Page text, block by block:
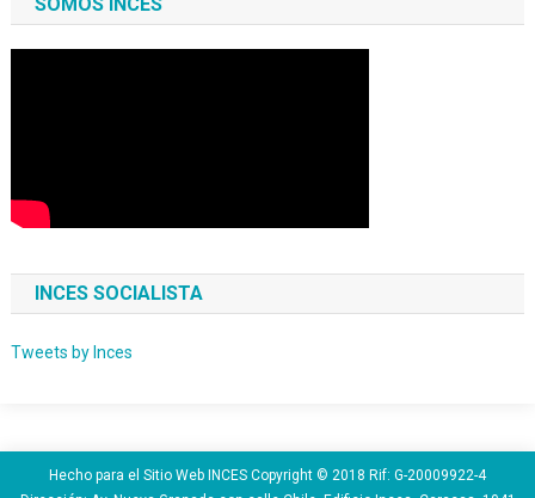
INCES SOCIALISTA
Tweets by Inces
Hecho para el Sitio Web INCES Copyright © 2018 Rif: G-20009922-4